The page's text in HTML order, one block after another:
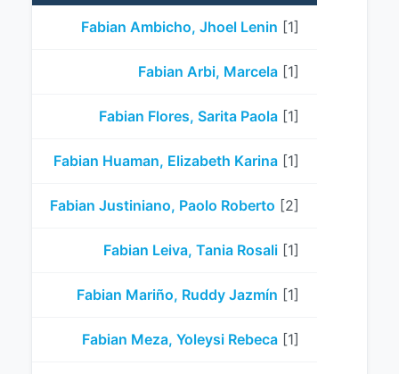
Fabian Ambicho, Jhoel Lenin [1]
Fabian Arbi, Marcela [1]
Fabian Flores, Sarita Paola [1]
Fabian Huaman, Elizabeth Karina [1]
Fabian Justiniano, Paolo Roberto [2]
Fabian Leiva, Tania Rosali [1]
Fabian Mariño, Ruddy Jazmín [1]
Fabian Meza, Yoleysi Rebeca [1]